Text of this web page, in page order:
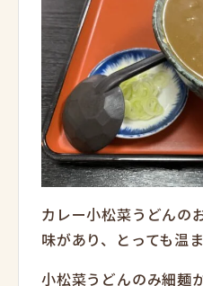
カレー小松菜うどんの
味があり、とっても温
小松菜うどんのみ細麺